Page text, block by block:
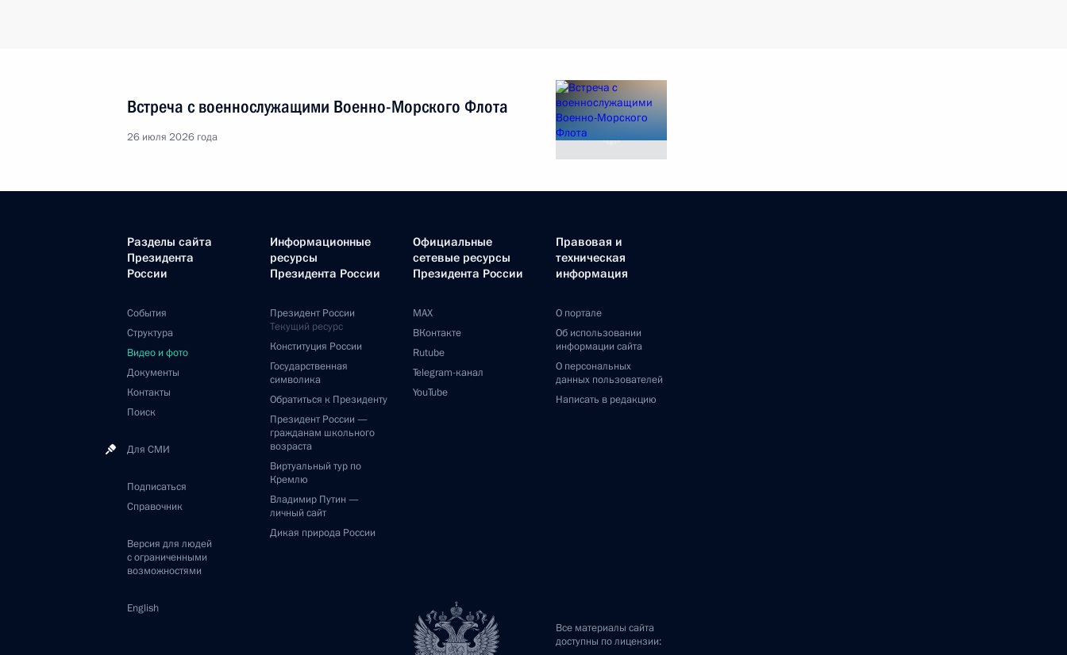
Встреча с военнослужащими Военно-Морского Флота
26 июля 2026 года
Разделы сайта
Президента
России
События
Структура
Видео и фото
Документы
Контакты
Поиск
Для СМИ
Подписаться
Справочник
Версия для людей
с ограниченными
возможностями
English
Информационные
ресурсы
Президента России
Президент России
Текущий ресурс
Конституция России
Государственная
символика
Обратиться к Президенту
Президент России —
гражданам школьного
возраста
Виртуальный тур по
Кремлю
Владимир Путин —
личный сайт
Дикая природа России
Официальные
сетевые ресурсы
Президента России
MAX
ВКонтакте
Rutube
Telegram-канал
YouTube
Правовая и
техническая
информация
О портале
Об использовании
информации сайта
О персональных
данных пользователей
Написать в редакцию
Все материалы сайта
доступны по лицензии: